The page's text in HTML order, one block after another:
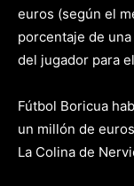
euros (según el
porcentaje de
del jugador para
Fútbol Boricua
un millón de
La Colina de